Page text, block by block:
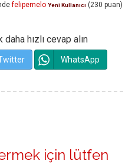
felipemelo Yeni Kullanıcı (230 puan)
hızlı cevap alın
WhatsApp
için lütfen